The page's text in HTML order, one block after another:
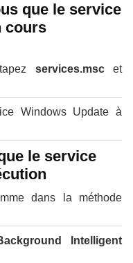
que le service
cours
services.mscet
Windows Update à
le service
dans la méthode
Intelligent